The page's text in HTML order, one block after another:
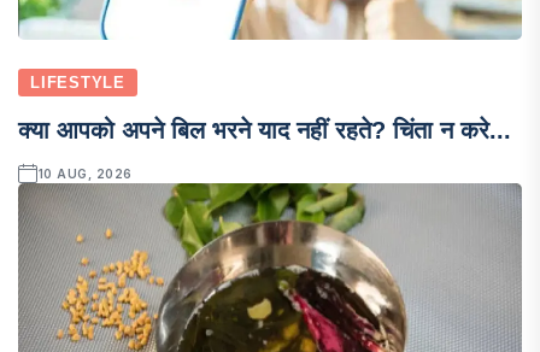
LIFESTYLE
क्या आपको अपने बिल भरने याद नहीं रहते? चिंता न करे...
10 AUG, 2026